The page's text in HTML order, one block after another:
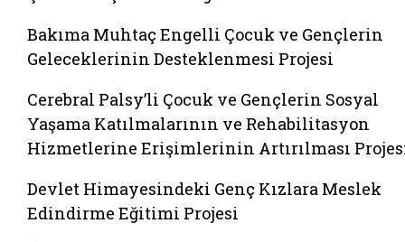
Bakıma Muhtaç Engelli Çocuk ve Gençlerin
Geleceklerinin Desteklenmesi Projesi
Cerebral Palsy’li Çocuk ve Gençlerin Sosyal
Yaşama Katılmalarının ve Rehabilitasyon
Hizmetlerine Erişimlerinin Artırılması
Devlet Himayesindeki Genç Kızlara Meslek
Edindirme Eğitimi Projesi